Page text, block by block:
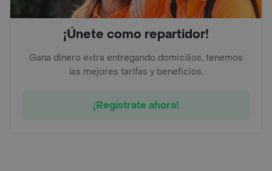
¡Únete como repartidor!
Gana dinero extra entregando domicilios, tenemos
las mejores tarifas y beneficios.
¡Regístrate ahora!